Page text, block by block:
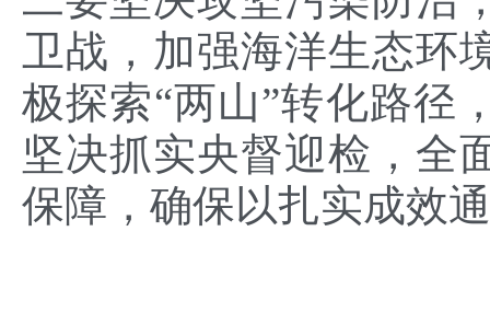
卫战，加强海洋生态环
极探索“两山”转化路径
坚决抓实央督迎检，全
保障，确保以扎实成效